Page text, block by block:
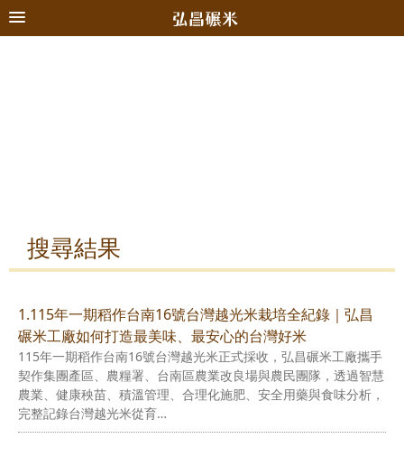
搜尋結果
1.115年一期稻作台南16號台灣越光米栽培全紀錄｜弘昌
碾米工廠如何打造最美味、最安心的台灣好米
115年一期稻作台南16號台灣越光米正式採收，弘昌碾米工廠攜手
契作集團產區、農糧署、台南區農業改良場與農民團隊，透過智慧
農業、健康秧苗、積溫管理、合理化施肥、安全用藥與食味分析，
完整記錄台灣越光米從育…